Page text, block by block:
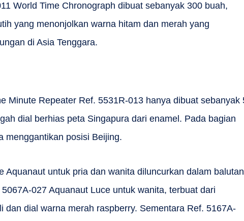
World Time Chronograph dibuat sebanyak 300 buah,
yang menonjolkan warna hitam dan merah yang
di Asia Tenggara.
Minute Repeater Ref. 5531R-013 hanya dibuat sebanyak
dial berhias peta Singapura dari enamel. Pada bagian
menggantikan posisi Beijing.
Aquanaut untuk pria dan wanita diluncurkan dalam balutan
027 Aquanaut Luce untuk wanita, terbuat dari
dan dial warna merah raspberry. Sementara Ref. 5167A-